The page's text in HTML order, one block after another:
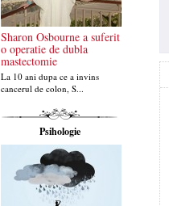
Sharon Osbourne a suferit
o operatie de dubla
mastectomie
La 10 ani dupa ce a invins
cancerul de colon, S...
Psihologie